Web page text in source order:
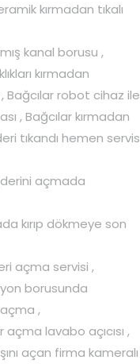
kırmadan tıkalı
kanal borusu ,
kırmadan
Bağcılar robot cihaz ile
, Bağcılar kırmadan
tıkandı hemen servis
açmada
kırıp dökmeye son
açma servisi ,
borusunda
açma ,
lavabo açıcısı ,
açan firma kameralı